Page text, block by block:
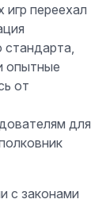
переехал
стандарта,
опытные
от
для
с законами